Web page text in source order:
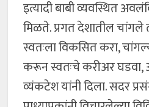
इत्यादी बाबी व्यवस्थित
मिळते. प्रगत देशातील
स्वतःला विकसित करा,
करून स्वतःचे करीअर घडवा,
व्यंकटेश यांनी दिला. सदर